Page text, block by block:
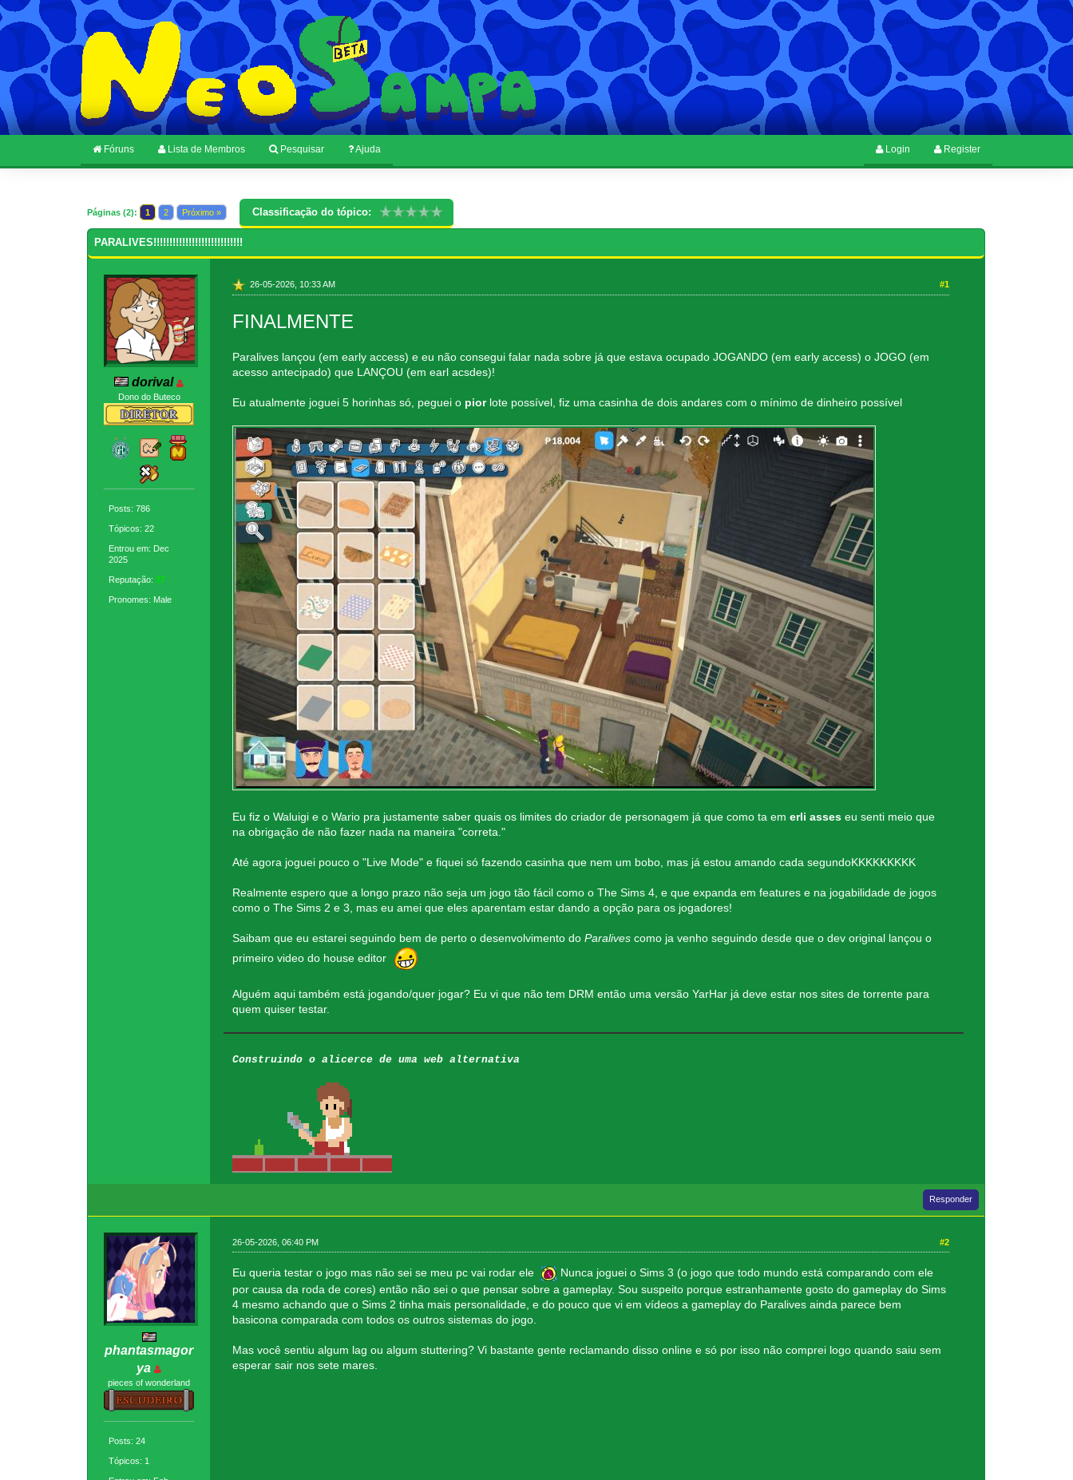
Fóruns Lista de Membros Pesquisar Ajuda Register
Login
Páginas (2): 1 2 Próximo » Classificação do tópico:
PARALIVES!!!!!!!!!!!!!!!!!!!!!!!!!!!!
dorival
Dono do Buteco
Posts: 786
Tópicos: 22
Entrou em: Dec
2025
Reputação:37
Pronomes: Male
#1
26-05-2026, 10:33 AM
FINALMENTE
Paralives lançou (em early access) e eu não consegui falar nada sobre já que estava ocupado JOGANDO (em early access) o JOGO (em
acesso antecipado) que LANÇOU (em earl acsdes)!
Eu atualmente joguei 5 horinhas só, peguei o piorlote possível, fiz uma casinha de dois andares com o mínimo de dinheiro possível
Eu fiz o Waluigi e o Wario pra justamente saber quais os limites do criador de personagem já que como ta em erli asses eu senti meio que
na obrigação de não fazer nada na maneira "correta."
Até agora joguei pouco o "Live Mode" e fiquei só fazendo casinha que nem um bobo, mas já estou amando cada segundoKKKKKKKKK
Realmente espero que a longo prazo não seja um jogo tão fácil como o The Sims 4, e que expanda em features e na jogabilidade de jogos
como o The Sims 2 e 3, mas eu amei que eles aparentam estar dando a opção para os jogadores!
Saibam que eu estarei seguindo bem de perto o desenvolvimento do Paralives como ja venho seguindo desde que o dev original lançou o
primeiro video do house editor
Alguém aqui também está jogando/quer jogar? Eu vi que não tem DRM então uma versão YarHar já deve estar nos sites de torrente para
quem quiser testar.
Construindo o alicerce de uma web alternativa
Responder
phantasmagor
ya
pieces of wonderland
Posts: 24
Tópicos: 1
#2
26-05-2026, 06:40 PM
Eu queria testar o jogo mas não sei se meu pc vai rodar ele
Nunca joguei o Sims 3 (o jogo que todo mundo está comparando com ele
por causa da roda de cores) então não sei o que pensar sobre a gameplay. Sou suspeito porque estranhamente gosto do gameplay do Sims
4 mesmo achando que o Sims 2 tinha mais personalidade, e do pouco que vi em vídeos a gameplay do Paralives ainda parece bem
basicona comparada com todos os outros sistemas do jogo.
Mas você sentiu algum lag ou algum stuttering? Vi bastante gente reclamando disso online e só por isso não comprei logo quando saiu sem
esperar sair nos sete mares.